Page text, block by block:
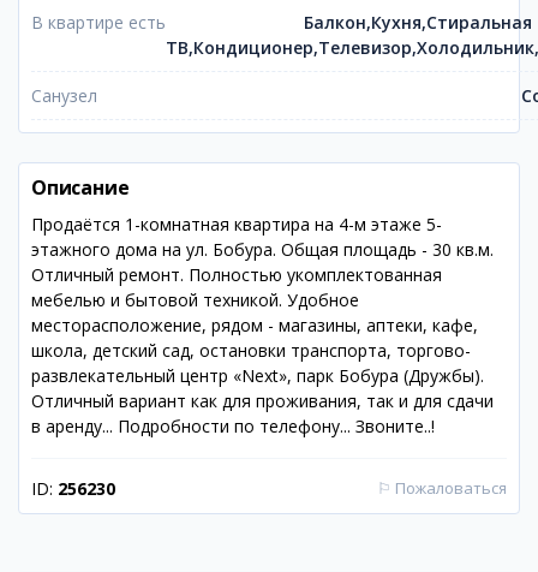
В квартире есть
Санузел
Описание
Продаётся 1-комнатная квартира на 4-м этаже 5-
этажного дома на ул. Бобура. Общая площадь - 30 кв.м.
Отличный ремонт. Полностью укомплектованная
мебелью и бытовой техникой. Удобное
месторасположение, рядом - магазины, аптеки, кафе,
школа, детский сад, остановки транспорта, торгово-
развлекательный центр «Next», парк Бобура (Дружбы).
Отличный вариант как для проживания, так и для сдачи
в аренду... Подробности по телефону... Звоните..!
ID: 256230 ⚐ Пожаловаться